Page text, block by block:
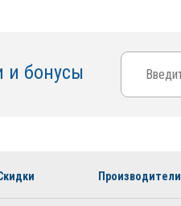
и бонусы
Производители